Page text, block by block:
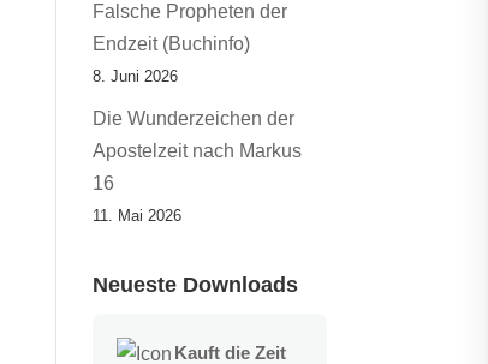
Falsche Propheten der
Endzeit (Buchinfo)
8. Juni 2026
Die Wunderzeichen der
Apostelzeit nach Markus
16
11. Mai 2026
Neueste Downloads
Kauft die Zeit